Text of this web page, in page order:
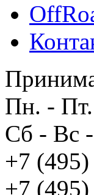
Пн. -
Сб - Вс
+7
+7